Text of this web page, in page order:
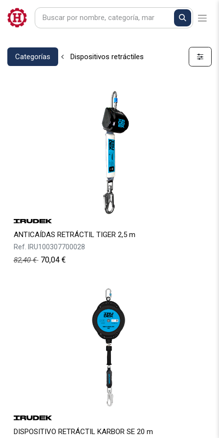
Categorías Dispositivos retráctiles
ANTICAÍDAS RETRÁCTIL TIGER 2,5 m
Ref. IRU100307700028
82,40€ 70,04€
DISPOSITIVO RETRÁCTIL KARBOR SE 20 m